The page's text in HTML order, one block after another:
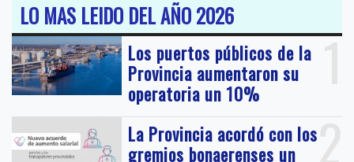
LO MAS LEIDO DEL AÑO 2026
1
Los puertos públicos de la
Provincia aumentaron su
operatoria un 10%
2
La Provincia acordó con los
gremios bonaerenses un